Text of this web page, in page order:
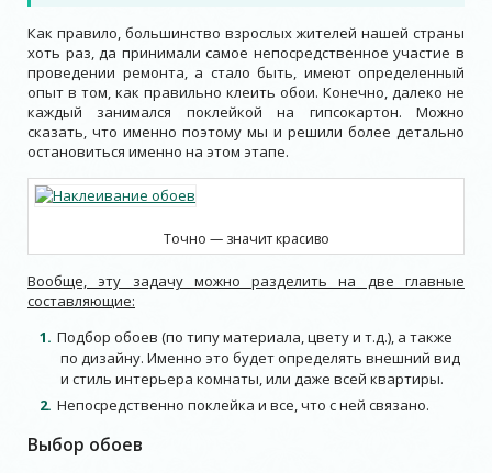
Как правило, большинство взрослых жителей нашей страны
хоть раз, да принимали самое непосредственное участие в
проведении ремонта, а стало быть, имеют определенный
опыт в том, как правильно клеить обои. Конечно, далеко не
каждый занимался поклейкой на гипсокартон. Можно
сказать, что именно поэтому мы и решили более детально
остановиться именно на этом этапе.
Точно — значит красиво
Вообще, эту задачу можно разделить на две главные
составляющие:
Подбор обоев (по типу материала, цвету и т.д.), а также
по дизайну. Именно это будет определять внешний вид
и стиль интерьера комнаты, или даже всей квартиры.
Непосредственно поклейка и все, что с ней связано.
Выбор обоев